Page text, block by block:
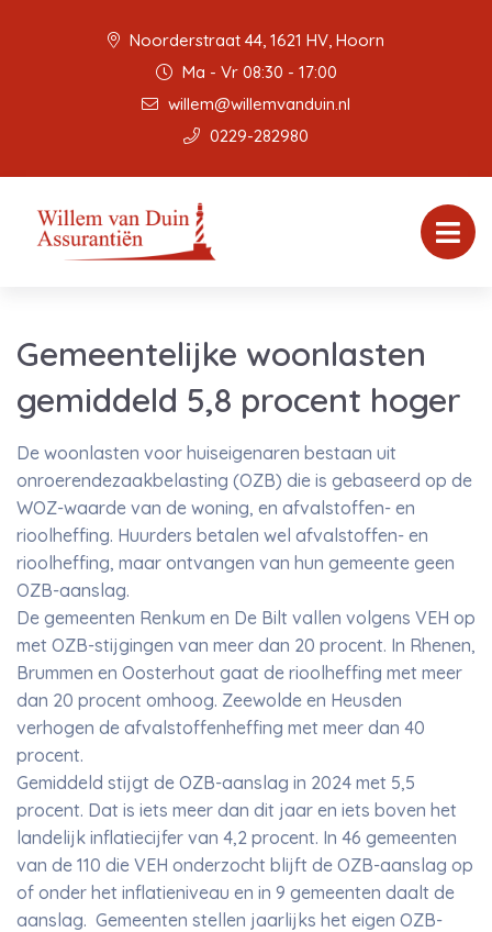
Noorderstraat 44, 1621 HV, Hoorn
Ma - Vr 08:30 - 17:00
willem@willemvanduin.nl
0229-282980
Gemeentelijke woonlasten
gemiddeld 5,8 procent hoger
De woonlasten voor huiseigenaren bestaan uit
onroerendezaakbelasting (OZB) die is gebaseerd op de
WOZ-waarde van de woning, en afvalstoffen- en
rioolheffing. Huurders betalen wel afvalstoffen- en
rioolheffing, maar ontvangen van hun gemeente geen
OZB-aanslag.
De gemeenten Renkum en De Bilt vallen volgens VEH op
met OZB-stijgingen van meer dan 20 procent. In Rhenen,
Brummen en Oosterhout gaat de rioolheffing met meer
dan 20 procent omhoog. Zeewolde en Heusden
verhogen de afvalstoffenheffing met meer dan 40
procent.
Gemiddeld stijgt de OZB-aanslag in 2024 met 5,5
procent. Dat is iets meer dan dit jaar en iets boven het
landelijk inflatiecijfer van 4,2 procent. In 46 gemeenten
van de 110 die VEH onderzocht blijft de OZB-aanslag op
of onder het inflatieniveau en in 9 gemeenten daalt de
aanslag. Gemeenten stellen jaarlijks het eigen OZB-